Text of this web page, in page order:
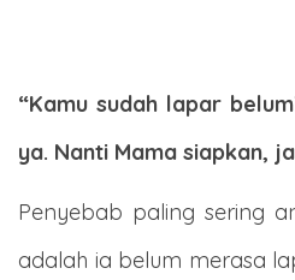
“Kamu sudah lapar
ya. Nanti Mama siapkan,
Penyebab paling sering
adalah ia belum merasa